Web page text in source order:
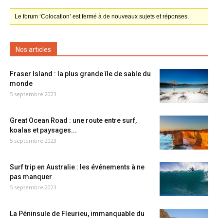
Le forum ‘Colocation’ est fermé à de nouveaux sujets et réponses.
Nos articles
Fraser Island : la plus grande île de sable du
monde
5 septembre 2023
Great Ocean Road : une route entre surf,
koalas et paysages...
5 septembre 2023
Surf trip en Australie : les événements à ne
pas manquer
5 septembre 2023
La Péninsule de Fleurieu, immanquable du